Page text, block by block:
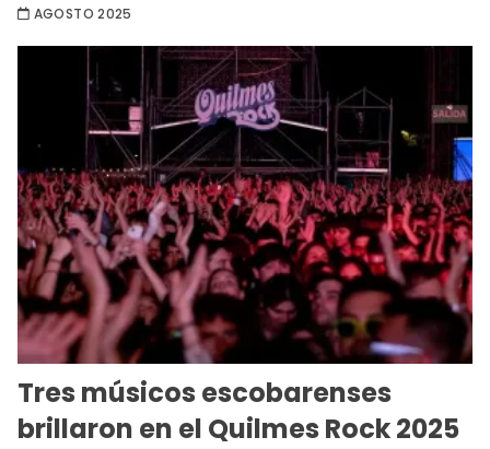
AGOSTO 2025
Tres músicos escobarenses
brillaron en el Quilmes Rock 2025